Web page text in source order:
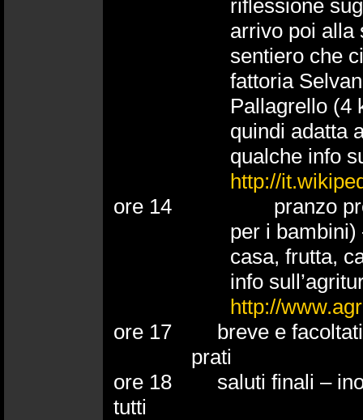
riflessione
arrivo poi alla
sentiero che
fattoria
Pallagrello (4
quindi adatta
qualche info
http://
ore 14 pranzo presso
per i
casa, frutta,
info
http://
ore 17 breve e
prati
ore 18 saluti finali –
tutti